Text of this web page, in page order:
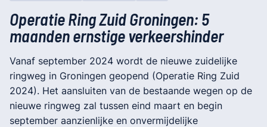
Operatie Ring Zuid Groningen: 5
maanden ernstige verkeershinder
Vanaf september 2024 wordt de nieuwe zuidelijke
ringweg in Groningen geopend (Operatie Ring Zuid
2024). Het aansluiten van de bestaande wegen op de
nieuwe ringweg zal tussen eind maart en begin
september aanzienlijke en onvermijdelijke